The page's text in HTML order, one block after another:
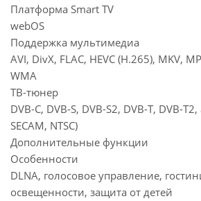
Платформа Smart TV
webOS
Поддержка мультимедиа
AVI, DivX, FLAC, HEVC (H.265), MKV,
WMA
ТВ-тюнер
DVB-C, DVB-S, DVB-S2, DVB-T, DVB-
SECAM, NTSC)
Дополнительные функции
Особенности
DLNA, голосовое управление,
освещенности, защита от детей